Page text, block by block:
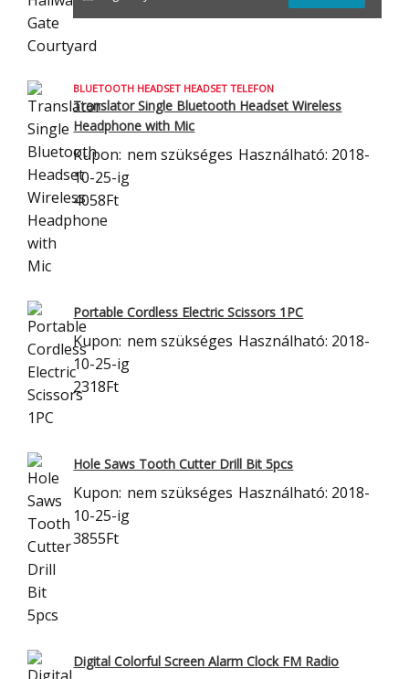
BLUETOOTH HEADSET HEADSET TELEFON
Translator Single Bluetooth Headset Wireless
Headphone with Mic
Kupon: nem szükséges Használható: 2018-
10-25-ig
4058Ft
Portable Cordless Electric Scissors 1PC
Kupon: nem szükséges Használható: 2018-
10-25-ig
2318Ft
Hole Saws Tooth Cutter Drill Bit 5pcs
Kupon: nem szükséges Használható: 2018-
10-25-ig
3855Ft
Digital Colorful Screen Alarm Clock FM Radio